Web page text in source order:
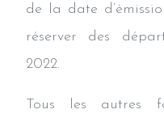
de la date
réserver des
2022.
Tous les autres